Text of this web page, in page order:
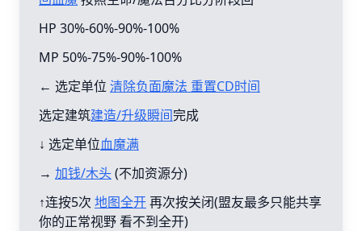
HP 30%-60%-90%-100%
MP 50%-75%-90%-100%
← 选定单位 清除负面魔法 重置CD时间
选定建筑建造/升级瞬间完成
↓ 选定单位血魔满
→ 加钱/木头(不加资源分)
↑连按5次 地图全开再次按关闭(盟友最多只能共享
你的正常视野 看不到全开)